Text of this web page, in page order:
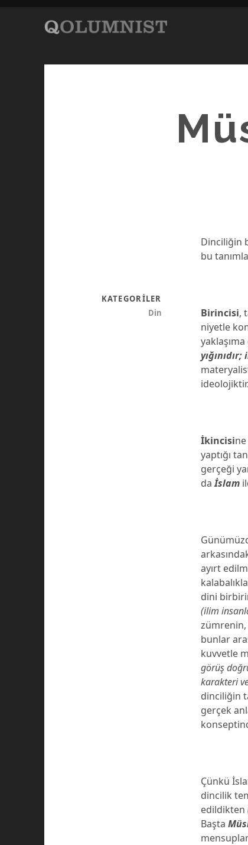
Dinciliğin
bu
Birincisi,
niyetle
ideolojiktir.
İkincisi
yaptığı
gerçeği
daİslam
ayırt
dini
(ilim
zümrenin,
bunlar
kuvvetle
görüş
karakteri
dinciliğin
gerçek
Çünkü
dincilik
edildikten
Başta
KATEGORILER
Din